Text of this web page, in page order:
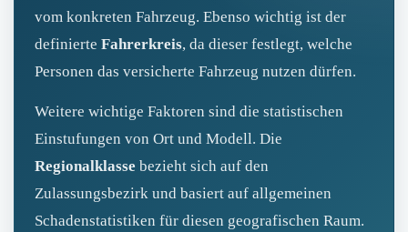
vom konkreten Fahrzeug. Ebenso wichtig ist der
definierte Fahrerkreis, da dieser festlegt, welche
Personen das versicherte Fahrzeug nutzen dürfen.
Weitere wichtige Faktoren sind die statistischen
Einstufungen von Ort und Modell. Die
Regionalklasse bezieht sich auf den
Zulassungsbezirk und basiert auf allgemeinen
Schadenstatistiken für diesen geografischen Raum.